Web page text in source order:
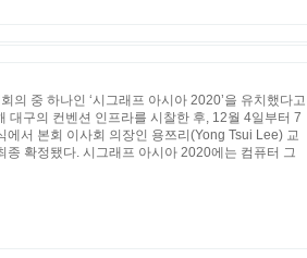
의 중 하나인 ‘시그래프 아시아 2020’을 유치했다고
대구의 컨벤션 인프라를 시찰한 후, 12월 4일부터 7
서 본회 이사회 의장인 용쯔리(Yong Tsui Lee) 교
확정됐다. 시그래프 아시아 2020에는 컴퓨터 그